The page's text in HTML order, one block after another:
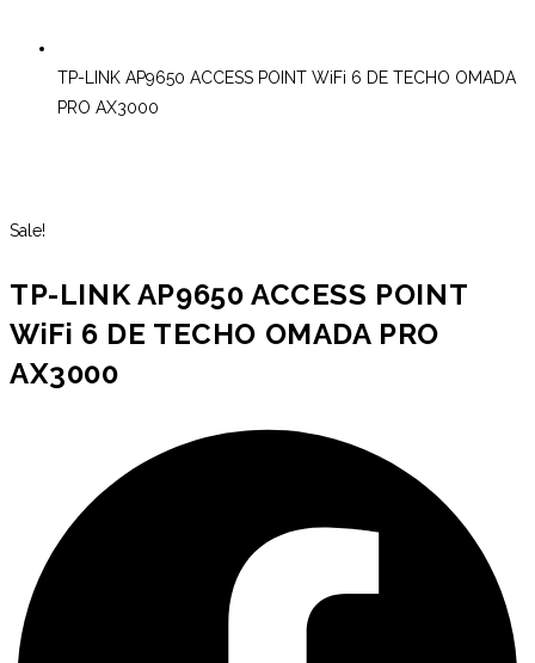
TP-LINK AP9650 ACCESS POINT WiFi 6 DE TECHO OMADA
PRO AX3000
Sale!
TP-LINK AP9650 ACCESS POINT
WiFi 6 DE TECHO OMADA PRO
AX3000